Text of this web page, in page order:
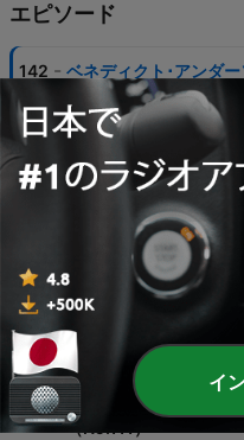
エピソード
142 - ベネディクト･アンダー
05 8月 2026
141
ラジオ局映画として観
（No.114）
22 7月 2026
ノイズキャンセル・
か？（No.113）
09 7月 2026
139 - 使い切れなかった切り
01 7月 2026
138 - エピソード陳列映画と
（No.111）
イ